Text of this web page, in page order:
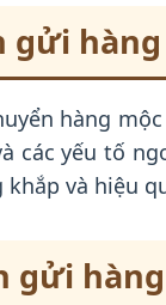
gửi hàng
hàng
các yếu tố
khắp và hiệu
gửi hàng